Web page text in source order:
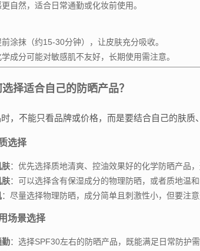
自然，适合日常通勤或化妆前使用。
涂抹（约15-30分钟），让皮肤充分吸收。
成分可能对敏感肌不友好，长期使用需注意。
择适合自己的防晒产品？
，不能只看品牌或价格，而是要结合自己的肤质
选择
肤：优先选择质地清爽、控油效果好的化学防晒产品，
肤：可以选择含有保湿成分的物理防晒，或者质地温
：尽量选择物理防晒，成分简单且刺激性小，但要注
场景选择
勤：选择SPF30左右的防晒产品，既能满足日常防护需